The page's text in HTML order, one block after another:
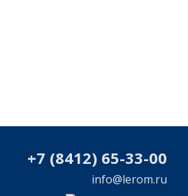
+7 (8412) 65-33-00
info@lerom.ru